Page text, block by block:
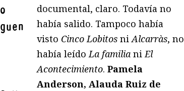
documental, claro. Todavía no
había salido. Tampoco había
visto Cinco Lobitos niAlcarràs, no
había leído La familia ni El
Acontecimiento.Pamela
Anderson, Alauda Ruiz de